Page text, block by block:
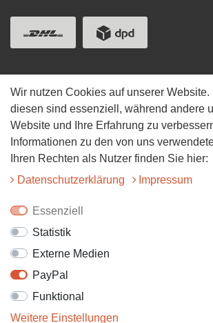
Adresse
Hauptstrasse 34
73117 Wangen
07161-9566068
Wir nutzen Cookies auf unserer Website.
diesen sind essenziell, während andere
Website und Ihre Erfahrung zu
Informationen zu den von uns
Ihren Rechten als Nutzer finden Sie hier:
Daten­schutz­erklärung
Impressum
Essenziell
Statistik
Externe Medien
PayPal
Funktional
Weitere Einstellungen